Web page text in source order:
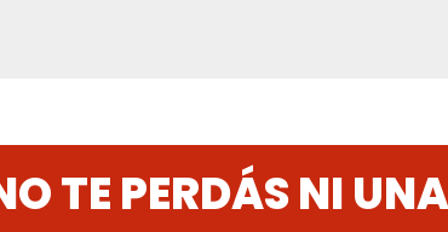
TE PERDÁS NI